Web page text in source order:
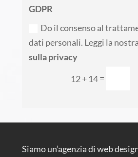
GDPR
Do il consenso al
dati personali. Leggi la nostra
sulla privacy
12 + 14=
Siamo un’agenzia di web